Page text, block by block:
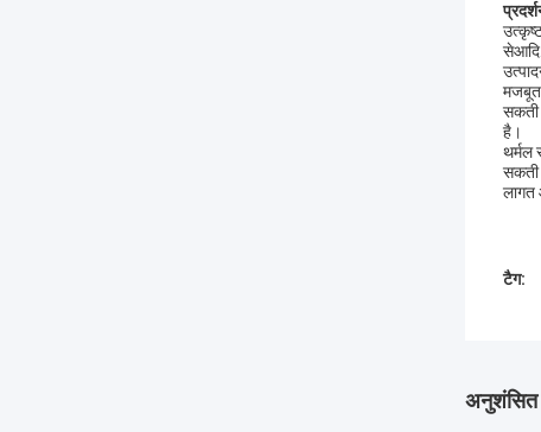
मजबूत
सकती
है।
थर्मल
सकती
लागत
टैग:
अनुशंसित